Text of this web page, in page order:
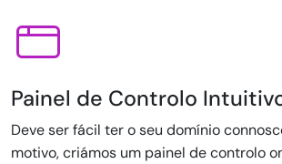
Painel de Controlo
Deve ser fácil ter o seu domínio
motivo, criámos um painel de controlo